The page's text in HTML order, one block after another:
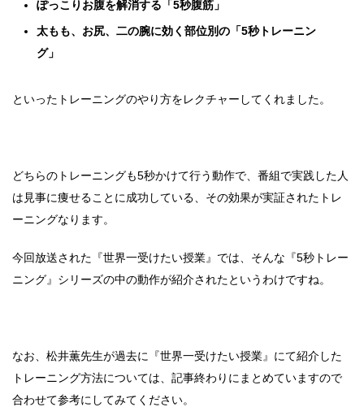
ぽっこりお腹を解消する「5秒腹筋」
太もも、お尻、二の腕に効く部位別の「5秒トレーニン
グ」
といったトレーニングのやり方をレクチャーしてくれました。
どちらのトレーニングも5秒かけて行う動作で、番組で実践した人
は見事に痩せることに成功している、その効果が実証されたトレ
ーニングなります。
今回放送された『世界一受けたい授業』では、そんな『5秒トレー
ニング』シリーズの中の動作が紹介されたというわけですね。
なお、松井薫先生が過去に『世界一受けたい授業』にて紹介した
トレーニング方法については、記事終わりにまとめていますので
合わせて参考にしてみてください。